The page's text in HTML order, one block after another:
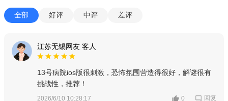
全部 好评 中评 差评
江苏无锡网友 客人
13号病院ios版很刺激，恐怖氛围营造得很好，解谜很有
挑战性，推荐！
2026/6/10 10:28:17 0 回复